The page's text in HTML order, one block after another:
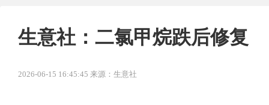
生意社：二氯甲烷跌后修复
2026-06-15 16:45:45 来源：生意社